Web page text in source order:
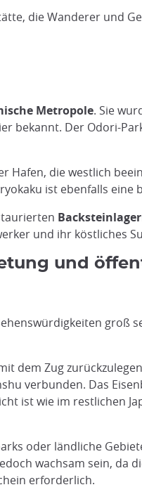
die Wanderer und
Metropole. Sie
bekannt. Der Odori-
Hafen, die westlich
ist ebenfalls
und ihr köstliches
und
groß
dem Zug
verbunden. Das
ist wie im restlichen
oder ländliche
wachsam sein, da
erforderlich.